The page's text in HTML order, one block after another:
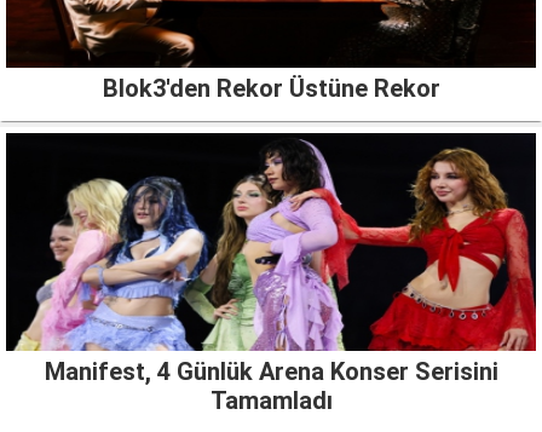
Blok3'den Rekor Üstüne Rekor
Manifest, 4 Günlük Arena Konser Serisini
Tamamladı